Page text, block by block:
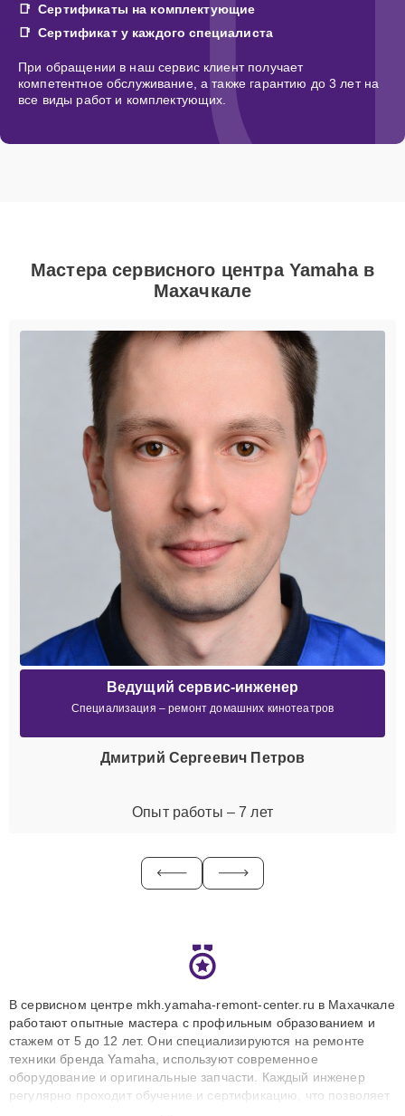
Сертификаты на комплектующие
Сертификат у каждого специалиста
При обращении в наш сервис клиент получает
компетентное обслуживание, а также гарантию до 3 лет на
все виды работ и комплектующих.
Мастера сервисного центра Yamaha в
Махачкале
Ведущий сервис-инженер
Специализация – ремонт домашних кинотеатров
Дмитрий Сергеевич Петров
Опыт работы – 7 лет
В сервисном центре mkh.yamaha-remont-center.ru в Махачкале
работают опытные мастера с профильным образованием и
стажем от 5 до 12 лет. Они специализируются на ремонте
техники бренда Yamaha, используют современное
оборудование и оригинальные запчасти. Каждый инженер
регулярно проходит обучение и сертификацию, что позволяет